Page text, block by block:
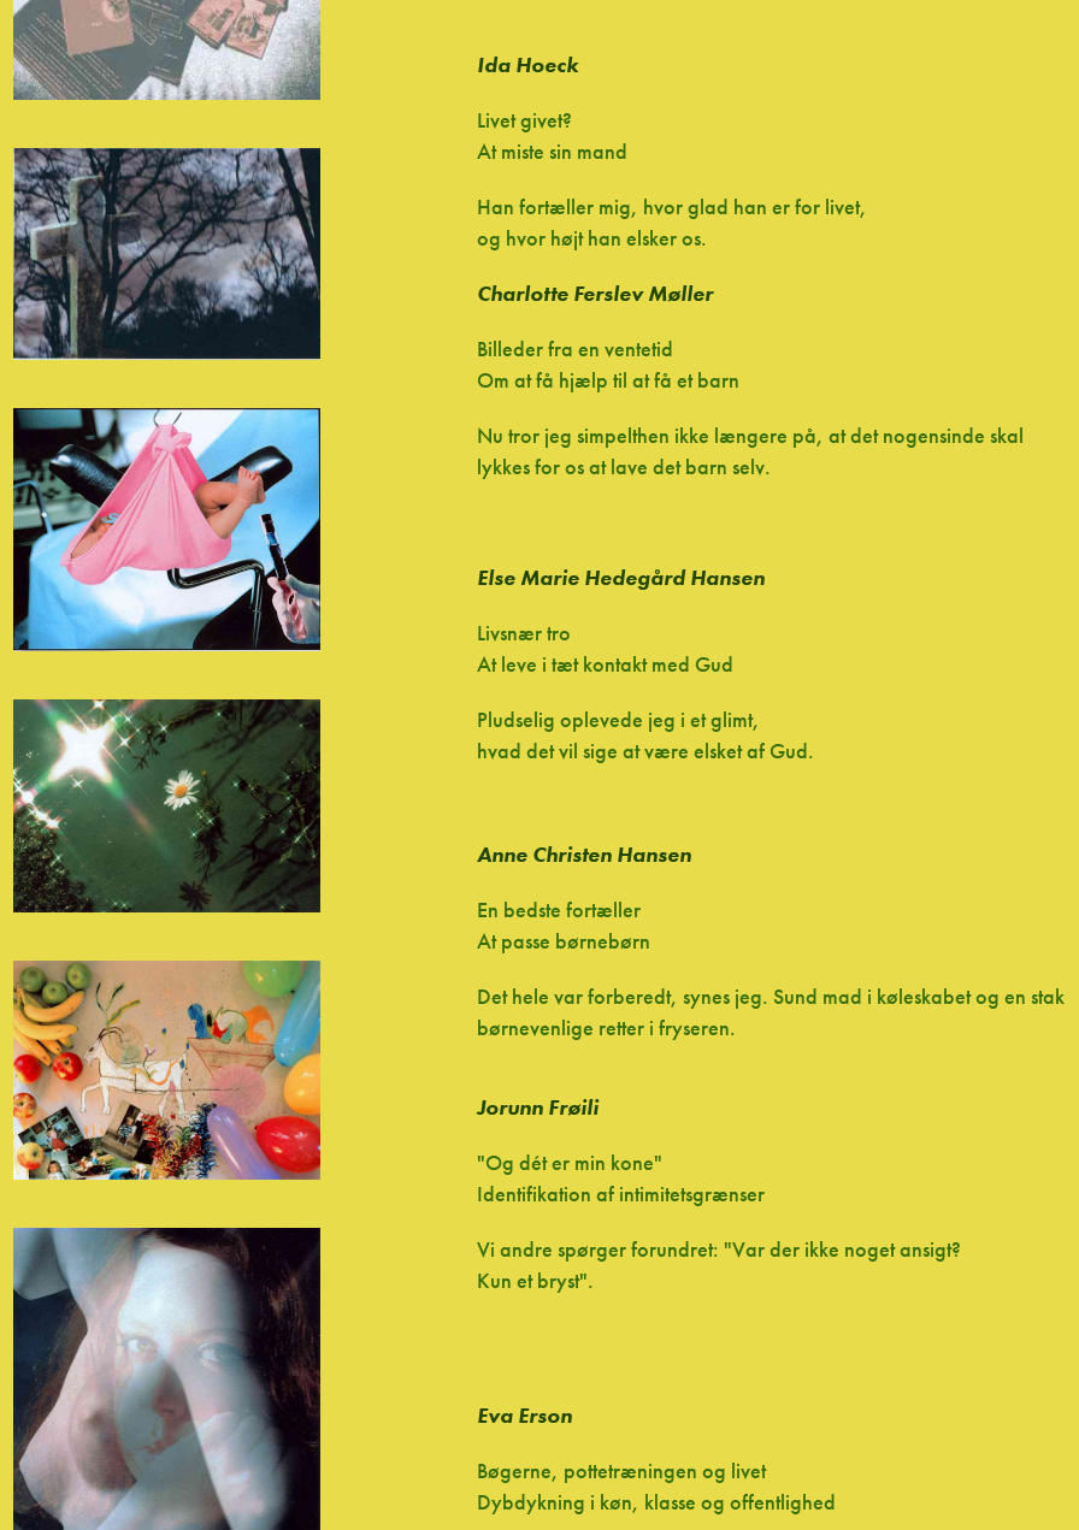
Ida Hoeck
Livet givet?
At miste sin mand
Han fortæller mig, hvor glad han er for livet,
og hvor højt han elsker os.
Charlotte Ferslev Møller
Billeder fra en ventetid
Om at få hjælp til at få et barn
Nu tror jeg simpelthen ikke længere på, at det nogensinde skal
lykkes for os at lave det barn selv.
Else Marie Hedegård Hansen
Livsnær tro
At leve i tæt kontakt med Gud
Pludselig oplevede jeg i et glimt,
hvad det vil sige at være elsket af Gud.
Anne Christen Hansen
En bedste fortæller
At passe børnebørn
Det hele var forberedt, synes jeg. Sund mad i køleskabet og en stak
børnevenlige retter i fryseren.
Jorunn Frøili
"Og dét er min kone"
Identifikation af intimitetsgrænser
Vi andre spørger forundret: "Var der ikke noget ansigt?
Kun et bryst".
Eva Erson
Bøgerne, pottetræningen og livet
Dybdykning i køn, klasse og offentlighed